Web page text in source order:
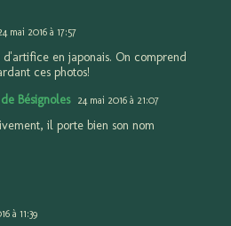
mai 2016 à 17:57
en japonais. On comprend
ces photos!
Bésignoles 24 mai 2016 à 21:07
il porte bien son nom
à 11:39